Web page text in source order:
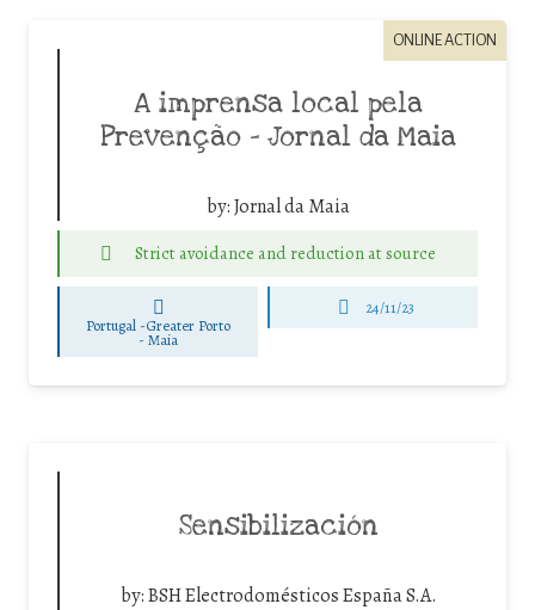
ONLINE ACTION
A imprensa local pela
Prevenção – Jornal da Maia
by:Jornal da Maia
Strict avoidance and reduction at source
Portugal -Greater Porto
-Maia
24/11/23
Sensibilización
by:BSH Electrodomésticos España S.A.